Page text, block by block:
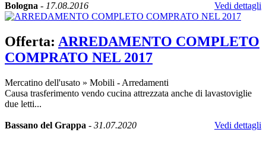
Bologna - 17.08.2016 Vedi dettagli
Offerta: ARREDAMENTO COMPLETO
COMPRATO NEL 2017
Mercatino dell'usato » Mobili - Arredamenti
Causa trasferimento vendo cucina attrezzata anche di lavastoviglie
due letti...
Bassano del Grappa - 31.07.2020 Vedi dettagli